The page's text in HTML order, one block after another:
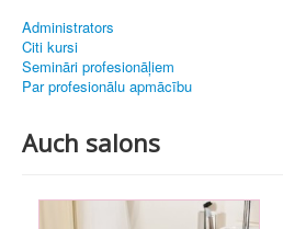
Administrators
Citi kursi
Semināri profesionāļiem
Par profesionālu apmācību
Auch salons